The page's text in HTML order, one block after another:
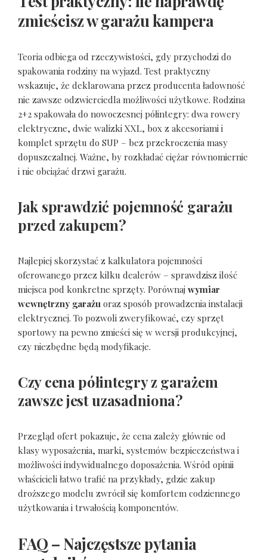
zmieścisz w garażu kampera
Teoria odbiega od rzeczywistości, gdy przychodzi do
spakowania rodziny na wyjazd. Test praktyczny
wskazuje, że deklarowana przez producenta ładowność
nie zawsze odzwierciedla możliwości użytkowe. Rodzina
2+2 spakowała do nowoczesnej półintegry: dwa rowery
elektryczne, dwie walizki XXL, box z akcesoriami i
komplet sprzętu do SUP – bez przekroczenia masy
dopuszczalnej. Ważne, by rozkładać ciężar równomiernie
i nie obciążać drzwi garażu.
Jak sprawdzić pojemność garażu
przed zakupem?
Najlepiej skorzystać z kalkulatora pojemności
oferowanego przez kilku dealerów – sprawdzisz ilość
miejsca pod konkretne sprzęty. Porównaj wymiar
wewnętrzny garażu oraz sposób prowadzenia instalacji
elektrycznej. To pozwoli zweryfikować, czy sprzęt
sportowy na pewno zmieści się w wersji produkcyjnej,
czy niezbędne będą modyfikacje.
Czy cena półintegry z garażem
zawsze jest uzasadniona?
Przegląd ofert pokazuje, że cena zależy głównie od
klasy wyposażenia, marki, systemów bezpieczeństwa i
możliwości indywidualnego doposażenia. Wśród opinii
właścicieli łatwo trafić na przykłady, gdzie zakup
droższego modelu zwrócił się komfortem codziennego
użytkowania i trwałością komponentów.
FAQ – Najczęstsze pytania